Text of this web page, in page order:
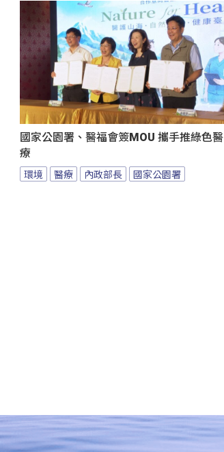
國家公園署、醫福會簽MOU 攜手推綠色醫
療
環境 醫療 內政部長 國家公園署